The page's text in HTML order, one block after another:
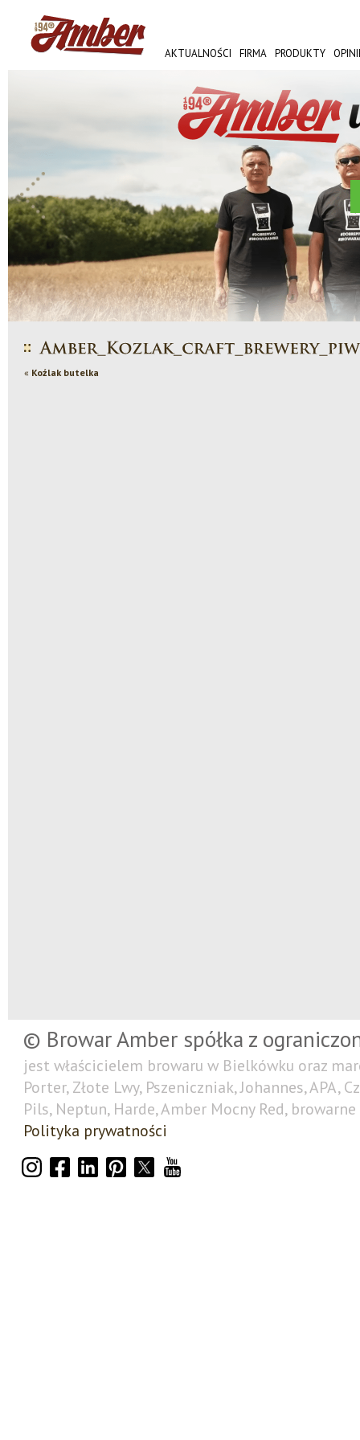
AKTUALNOŚCI FIRMA PRODUKTY
AMBER FEST
« Koźlak butelka
© Browar Amber spółka z
jest właścicielem browaru w Bielkówku oraz
Porter, Złote Lwy, Pszeniczniak, Johannes, APA,
Pils, Neptun, Harde, Amber Mocny Red,
Polityka prywatności